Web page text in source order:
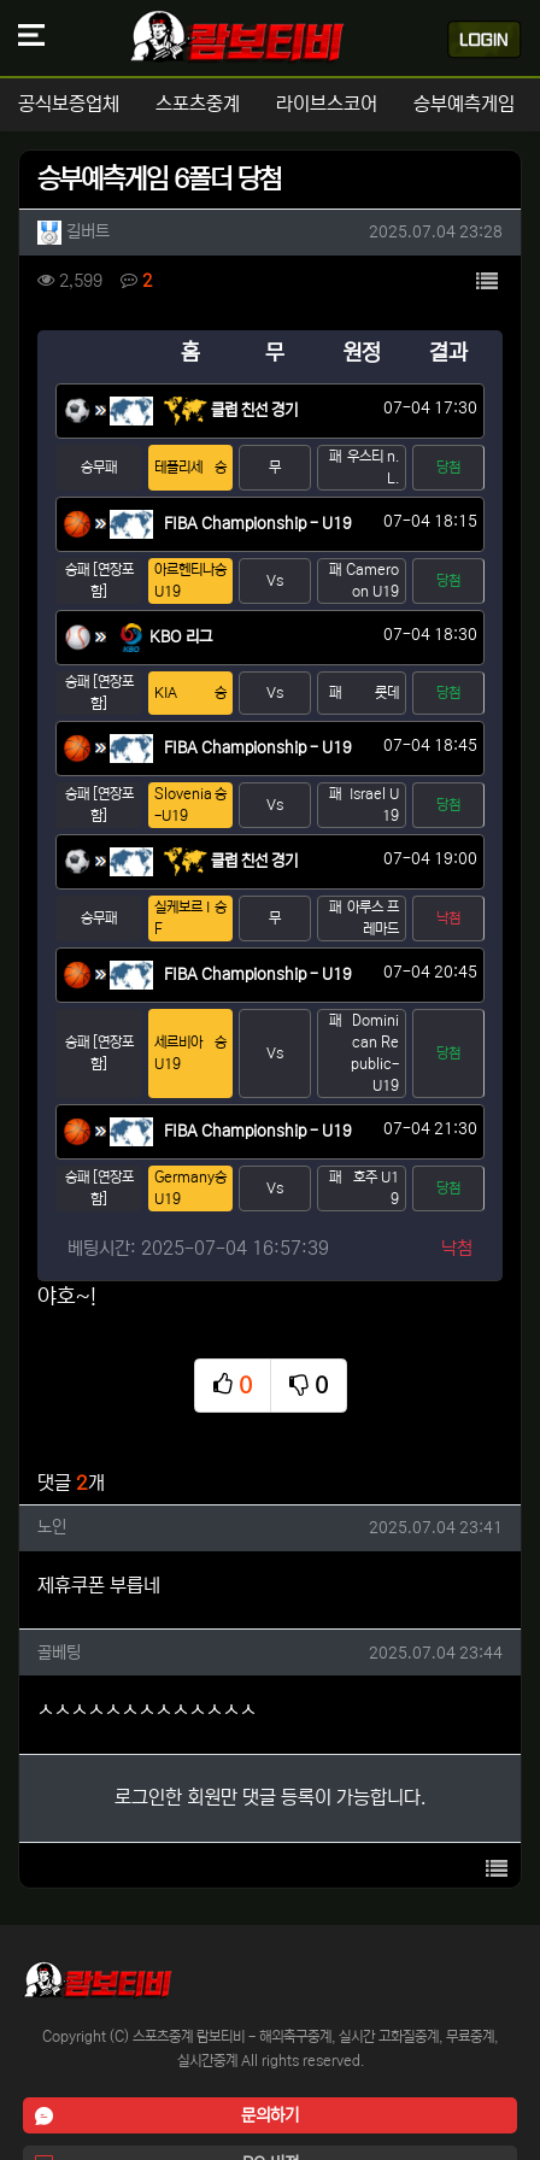
공식보증업체 스포츠중계 라이브스코어 승부예측게임
승부예측게임 6폴더 당첨
작성자 정보
길버트 작성일
2025.07.04 23:28
컨텐츠 정보
2,599조회 2댓글 목록
본문 홈 무 원정 결과
클럽 친선 경기 07-04 17:30
승무패 테플리세 승 무
패 우스티 n.
L.
당첨
FIBA Championship - U19 07-04 18:15
승패 [연장포
함]
아르헨티나
U19
승
Vs
패 Camero
on U19
당첨
KBO 리그 07-04 18:30
승패 [연장포
함]
KIA 승 Vs 패 롯데 당첨
FIBA Championship - U19 07-04 18:45
승패 [연장포
함]
Slovenia
-U19
승
Vs
패
Israel U
19
당첨
클럽 친선 경기 07-04 19:00
승무패
실케보르 I
F
승
무
패 아루스 프
레마드
낙첨
FIBA Championship - U19 07-04 20:45
승패 [연장포
함]
세르비아
U19
승
Vs
패
Domini
can Re
public-
U19
당첨
FIBA Championship - U19 07-04 21:30
승패 [연장포
함]
Germany
U19
승
Vs
패
호주 U1
9
당첨
베팅시간: 2025-07-04 16:57:39 낙첨
야호~!
0
추천
0
비추천
댓글 2개
노인님의 댓글
노인 작성일
2025.07.04 23:41
제휴쿠폰 부릅네
골베팅님의 댓글
골베팅 작성일
2025.07.04 23:44
ㅅㅅㅅㅅㅅㅅㅅㅅㅅㅅㅅㅅㅅ
로그인한 회원만 댓글 등록이 가능합니다.
목록
Copyright (C) 스포츠중계 람보티비 - 해외축구중계, 실시간 고화질중계, 무료중계,
실시간중계 All rights reserved.
문의하기